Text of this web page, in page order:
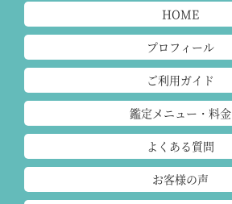
HOME
プロフィール
ご利用ガイド
鑑定メニュー・料金
よくある質問
お客様の声